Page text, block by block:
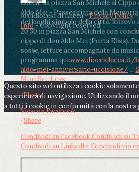
Lucca, da piazza San Michele al Cippo
Aldo Mei - Passeggiata della
dei luoghi simbolo della città. Ritrovo
20.30 in piazza San Michele con
cippo di don Aldo Mei (Porta Elisa).
soste, letture accompagnate da
programma qui:www.diocesilucca.it/
aldo-mei-anniversario-uccisione/ ...
MoreSee Less
Photo
View on Facebook
· Share
Condividi su FacebookCondividi su
Condividi su LinkedInCondividi via
Arcidiocesi di Lucca -Privacy Policy-
Info- Copyright reserved
Questo sito web utilizza i cookie
esperienza di navigazione. Utilizzando il
a tutti i cookie in conformità con la nostra